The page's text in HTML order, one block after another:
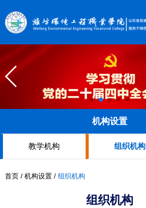
机构设置
教学机构 组织机构
首页 / 机构设置 / 组织机构
组织机构